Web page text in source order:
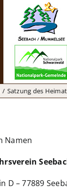
Satzung des
Namen
D – 77889